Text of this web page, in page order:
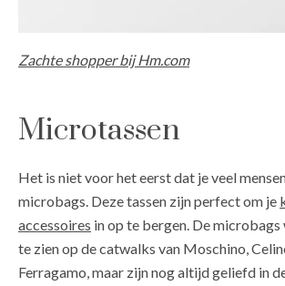
Zachte shopper bij Hm.com
Microtassen
Het is niet voor het eerst dat je veel
microbags. Deze tassen zijn perfect om je
accessoires in op te bergen. De microbags
te zien op de catwalks van Moschino,
Ferragamo, maar zijn nog altijd geliefd in